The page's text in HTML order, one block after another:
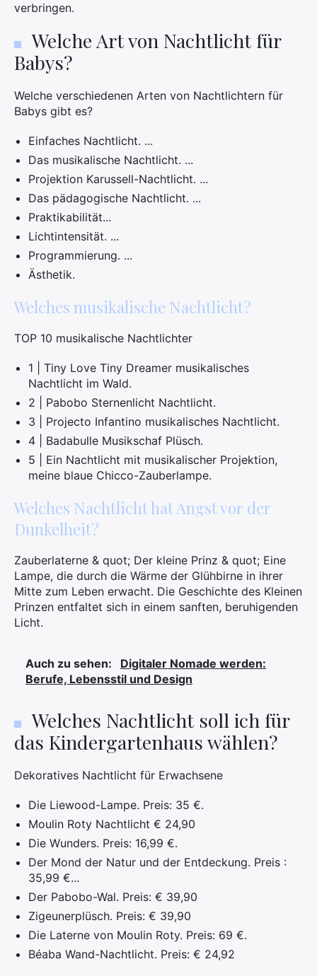
verbringen.
Welche Art von Nachtlicht für
Babys?
Welche verschiedenen Arten von Nachtlichtern für
Babys gibt es?
Einfaches Nachtlicht. ...
Das musikalische Nachtlicht. ...
Projektion Karussell-Nachtlicht. ...
Das pädagogische Nachtlicht. ...
Praktikabilität...
Lichtintensität. ...
Programmierung. ...
Ästhetik.
Welches musikalische Nachtlicht?
TOP 10 musikalische Nachtlichter
1 | Tiny Love Tiny Dreamer musikalisches
Nachtlicht im Wald.
2 | Pabobo Sternenlicht Nachtlicht.
3 | Projecto Infantino musikalisches Nachtlicht.
4 | Badabulle Musikschaf Plüsch.
5 | Ein Nachtlicht mit musikalischer Projektion,
meine blaue Chicco-Zauberlampe.
Welches Nachtlicht hat Angst vor der
Dunkelheit?
Zauberlaterne & quot; Der kleine Prinz & quot; Eine
Lampe, die durch die Wärme der Glühbirne in ihrer
Mitte zum Leben erwacht. Die Geschichte des Kleinen
Prinzen entfaltet sich in einem sanften, beruhigenden
Licht.
Auch zu sehen:
Digitaler Nomade werden:
Berufe, Lebensstil und Design
Welches Nachtlicht soll ich für
das Kindergartenhaus wählen?
Dekoratives Nachtlicht für Erwachsene
Die Liewood-Lampe. Preis: 35 €.
Moulin Roty Nachtlicht € 24,90
Die Wunders. Preis: 16,99 €.
Der Mond der Natur und der Entdeckung. Preis :
35,99 €...
Der Pabobo-Wal. Preis: € 39,90
Zigeunerplüsch. Preis: € 39,90
Die Laterne von Moulin Roty. Preis: 69 €.
Béaba Wand-Nachtlicht. Preis: € 24,92
×
Sie
nach: